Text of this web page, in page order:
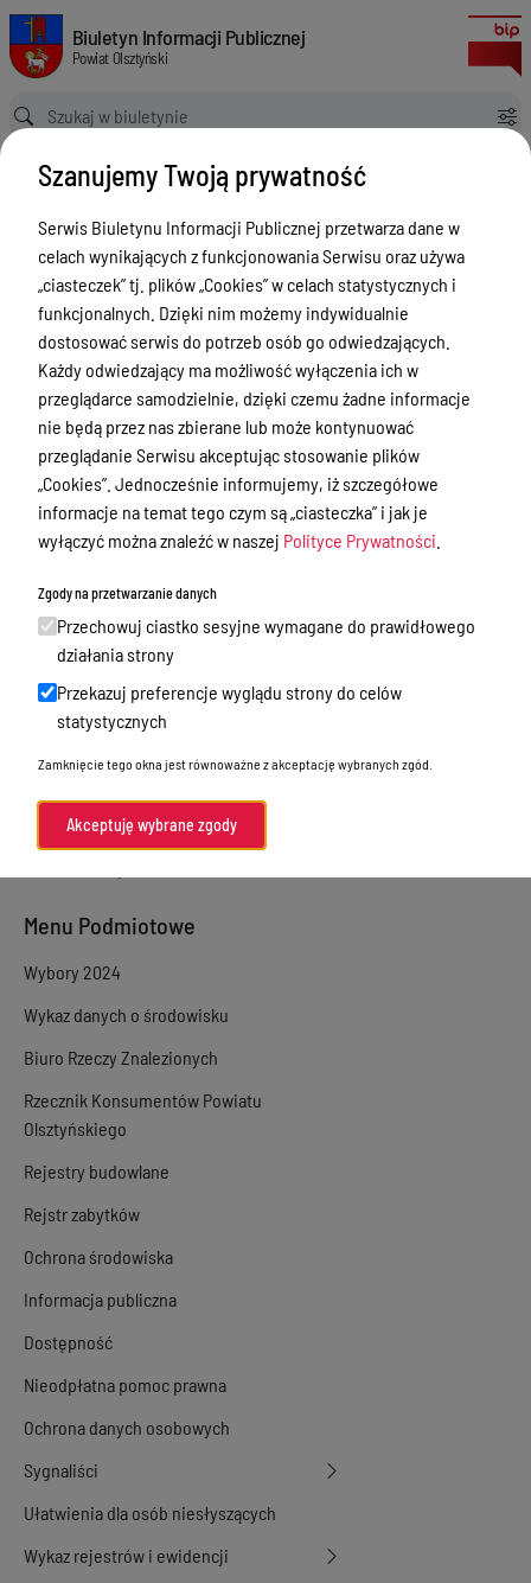
Zgłoszenia budowy 2024
Biuletyn Informacji Publicznej Powiat Olsztyński
Biuletyn Informacji Publicznej
Powiat Olsztyński
Ścieżka powrotu
Strona główna Rejestry budowlane Zgłoszenia budowy 2024
Rejestry budowlane
Menu Przedmiotowe
Kontakt i telefony w urzędzie
Ogłoszenia
Powiat Olsztyński
Rada Powiatu
Starostwo Powiatowe
Zbycie, użytkowanie wieczyste, najem,
dzierżawa, użyczenie
Sprawy załatwiane internetowo
Oświadczenia majątkowe
e-Puap/ e-Doręczenia
Akty prawne
Menu Podmiotowe
Wybory 2024
Wykaz danych o środowisku
Biuro Rzeczy Znalezionych
Rzecznik Konsumentów Powiatu
Olsztyńskiego
Rejestry budowlane
Rejstr zabytków
Ochrona środowiska
Informacja publiczna
Dostępność
Nieodpłatna pomoc prawna
Ochrona danych osobowych
Sygnaliści
Ułatwienia dla osób niesłyszących
Wykaz rejestrów i ewidencji
Szanujemy Twoją prywatność
Serwis Biuletynu Informacji Publicznej przetwarza dane w
celach wynikających z funkcjonowania Serwisu oraz używa
„ciasteczek” tj. plików „Cookies” w celach statystycznych i
funkcjonalnych. Dzięki nim możemy indywidualnie
dostosować serwis do potrzeb osób go odwiedzających.
Każdy odwiedzający ma możliwość wyłączenia ich w
przeglądarce samodzielnie, dzięki czemu żadne informacje
nie będą przez nas zbierane lub może kontynuować
przeglądanie Serwisu akceptując stosowanie plików
„Cookies”. Jednocześnie informujemy, iż szczegółowe
informacje na temat tego czym są „ciasteczka” i jak je
wyłączyć można znaleźć w naszej Polityce Prywatności
Zgody na przetwarzanie danych
Przechowuj ciastko sesyjne wymagane do prawidłowego
działania strony
Przekazuj preferencje wyglądu strony do celów
statystycznych
Zamknięcie tego okna jest równoważne z akceptację wybranych zgód.
Akceptuję wybrane zgody